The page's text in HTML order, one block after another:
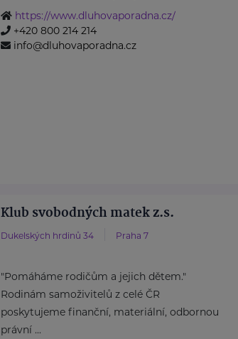
https://www.dluhovaporadna.cz/
+420 800 214 214
info@dluhovaporadna.cz
Klub svobodných matek z.s.
Dukelských hrdinů 34 Praha 7
"Pomáháme rodičům a jejich dětem."
Rodinám samoživitelů z celé ČR
poskytujeme finanční, materiální, odbornou
právní ...